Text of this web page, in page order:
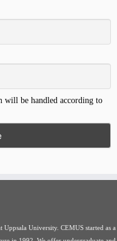
will be handled according to
University. CEMUS started as a